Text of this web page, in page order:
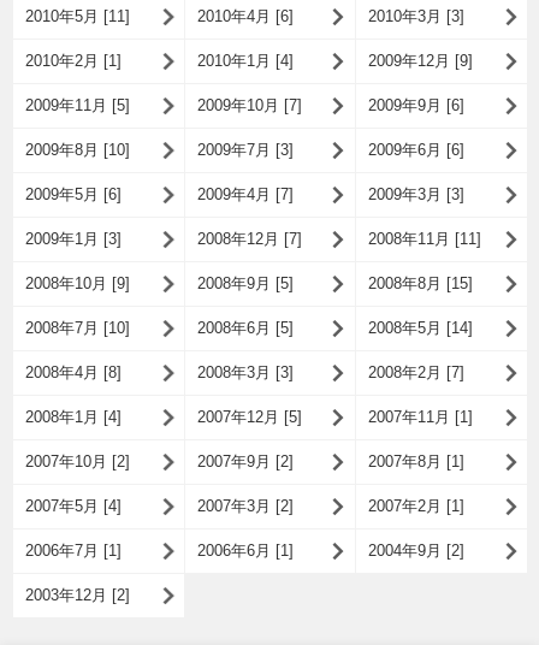
2010年5月 [11] 2010年4月 [6] 2010年3月 [3]
2010年2月 [1] 2010年1月 [4] 2009年12月 [9]
2009年11月 [5] 2009年10月 [7] 2009年9月 [6]
2009年8月 [10] 2009年7月 [3] 2009年6月 [6]
2009年5月 [6] 2009年4月 [7] 2009年3月 [3]
2009年1月 [3] 2008年12月 [7] 2008年11月 [11]
2008年10月 [9] 2008年9月 [5] 2008年8月 [15]
2008年7月 [10] 2008年6月 [5] 2008年5月 [14]
2008年4月 [8] 2008年3月 [3] 2008年2月 [7]
2008年1月 [4] 2007年12月 [5] 2007年11月 [1]
2007年10月 [2] 2007年9月 [2] 2007年8月 [1]
2007年5月 [4] 2007年3月 [2] 2007年2月 [1]
2006年7月 [1] 2006年6月 [1] 2004年9月 [2]
2003年12月 [2]